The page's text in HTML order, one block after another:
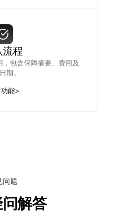
流程
包含保障摘要、费用及
期。
能>
问题
解答